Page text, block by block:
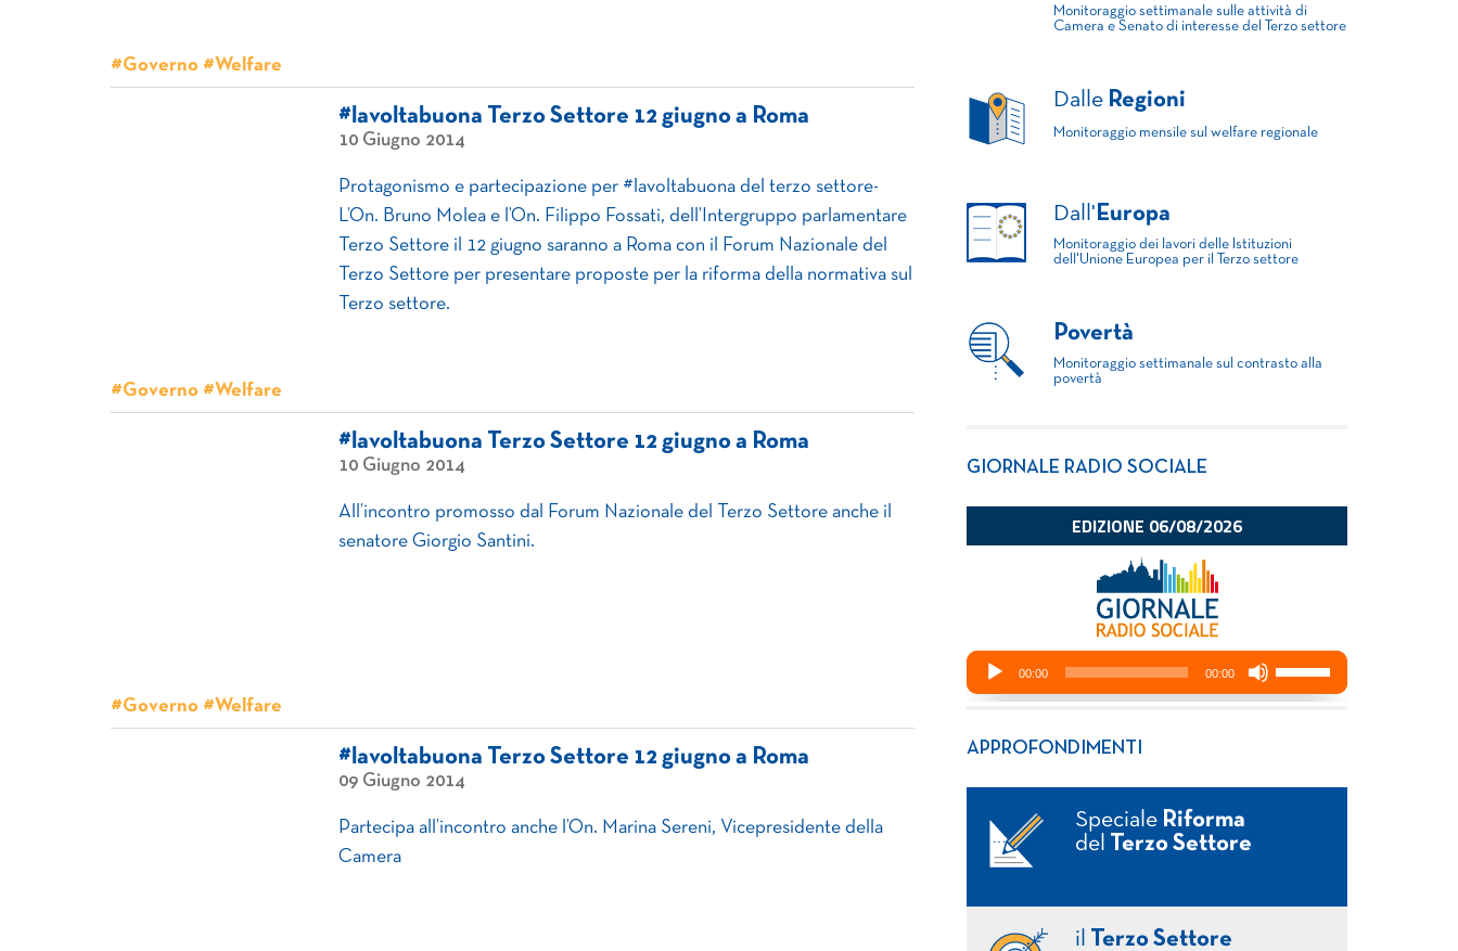
#Governo #Welfare
#lavoltabuona Terzo Settore 12 giugno a Roma
10 Giugno 2014
Protagonismo e partecipazione per #lavoltabuona del terzo settore-
L’On. Bruno Molea e l’On. Filippo Fossati, dell’Intergruppo parlamentare
Terzo Settore il 12 giugno saranno a Roma con il Forum Nazionale del
Terzo Settore per presentare proposte per la riforma della normativa sul
Terzo settore.
#Governo #Welfare
#lavoltabuona Terzo Settore 12 giugno a Roma
10 Giugno 2014
All’incontro promosso dal Forum Nazionale del Terzo Settore anche il
senatore Giorgio Santini.
#Governo #Welfare
#lavoltabuona Terzo Settore 12 giugno a Roma
09 Giugno 2014
Partecipa all’incontro anche l’On. Marina Sereni, Vicepresidente della
Camera
Monitoraggio settimanale sulle attività di
Camera e Senato di interesse del Terzo settore
Dalle Regioni
Monitoraggio mensile sul welfare regionale
Dall' Europa
Monitoraggio dei lavori delle Istituzioni
dell'Unione Europea per il Terzo settore
Povertà
Monitoraggio settimanale sul contrasto alla
povertà
GIORNALE RADIO SOCIALE
APPROFONDIMENTI
Speciale Riforma
del
Terzo Settore
il
Terzo Settore